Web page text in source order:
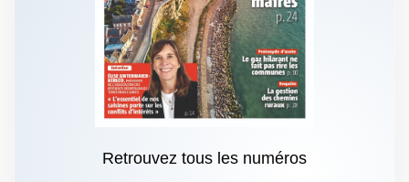
Retrouvez tous les numéros